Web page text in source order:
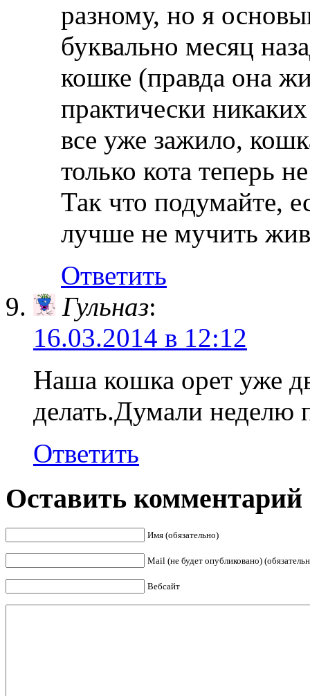
разному, но я
буквально месяц
кошке (правда она
практически
все уже зажило,
только кота теперь
Так что подумайте,
лучше не мучить
Ответить
Гульназ:
16.03.2014 в 12:12
Наша кошка орет уже
делать.Думали неделю
Ответить
Оставить комментарий
Имя (обязательно)
Mail (не будет опубликовано)
Вебсайт